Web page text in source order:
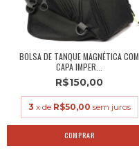
BOLSA DE TANQUE MAGNÉTICA COM
CAPA IMPER...
R$150,00
3 x de R$50,00 sem juros